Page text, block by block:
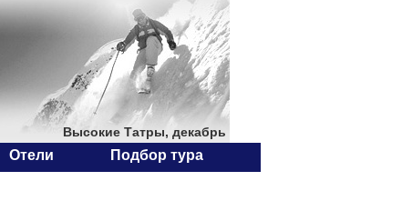
Высокие Татры, декабрь
Отели Подбор тура